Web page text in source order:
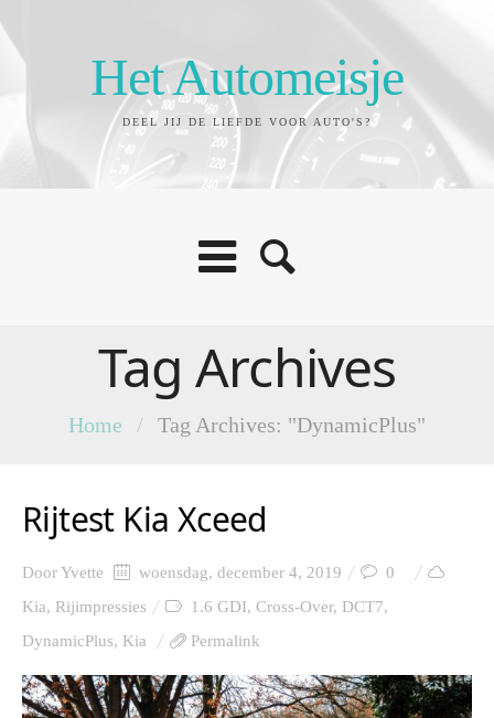
Het Automeisje
DEEL JIJ DE LIEFDE VOOR AUTO'S?
Tag Archives
Home / Tag Archives: "DynamicPlus"
Rijtest Kia Xceed
DoorYvette woensdag, december 4, 2019
0
Kia, Rijimpressies 1.6 GDI, Cross-Over, DCT7,
DynamicPlus, Kia Permalink